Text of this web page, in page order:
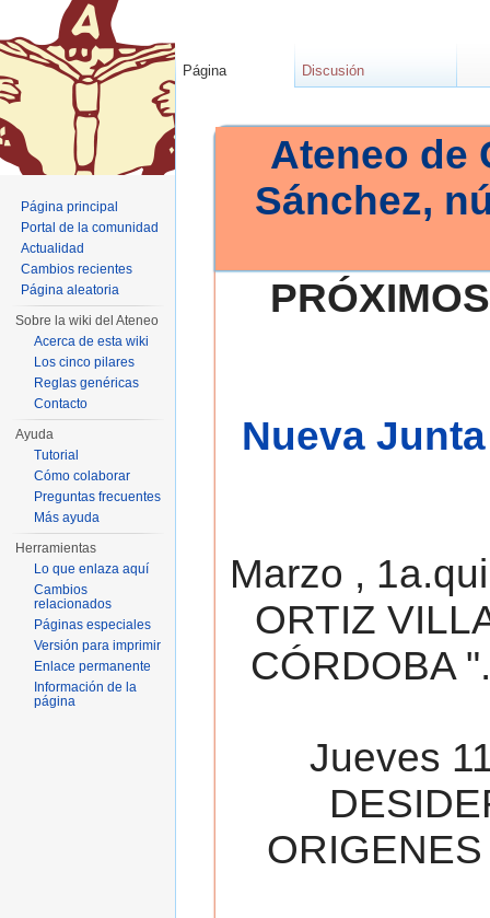
Ateneo de
Sánchez,
Nueva
Marzo ,
ORTIZ
CÓRDOBA
Jueves
Página Discusión
Página principal
Portal de la comunidad
Actualidad
Cambios recientes
Página aleatoria
Sobre la wiki del Ateneo
Acerca de esta wiki
Los cinco pilares
Reglas genéricas
Contacto
Ayuda
Tutorial
Cómo colaborar
Preguntas frecuentes
Más ayuda
Herramientas
Lo que enlaza aquí
Cambios
relacionados
Páginas especiales
Versión para imprimir
Enlace permanente
Información de la
página